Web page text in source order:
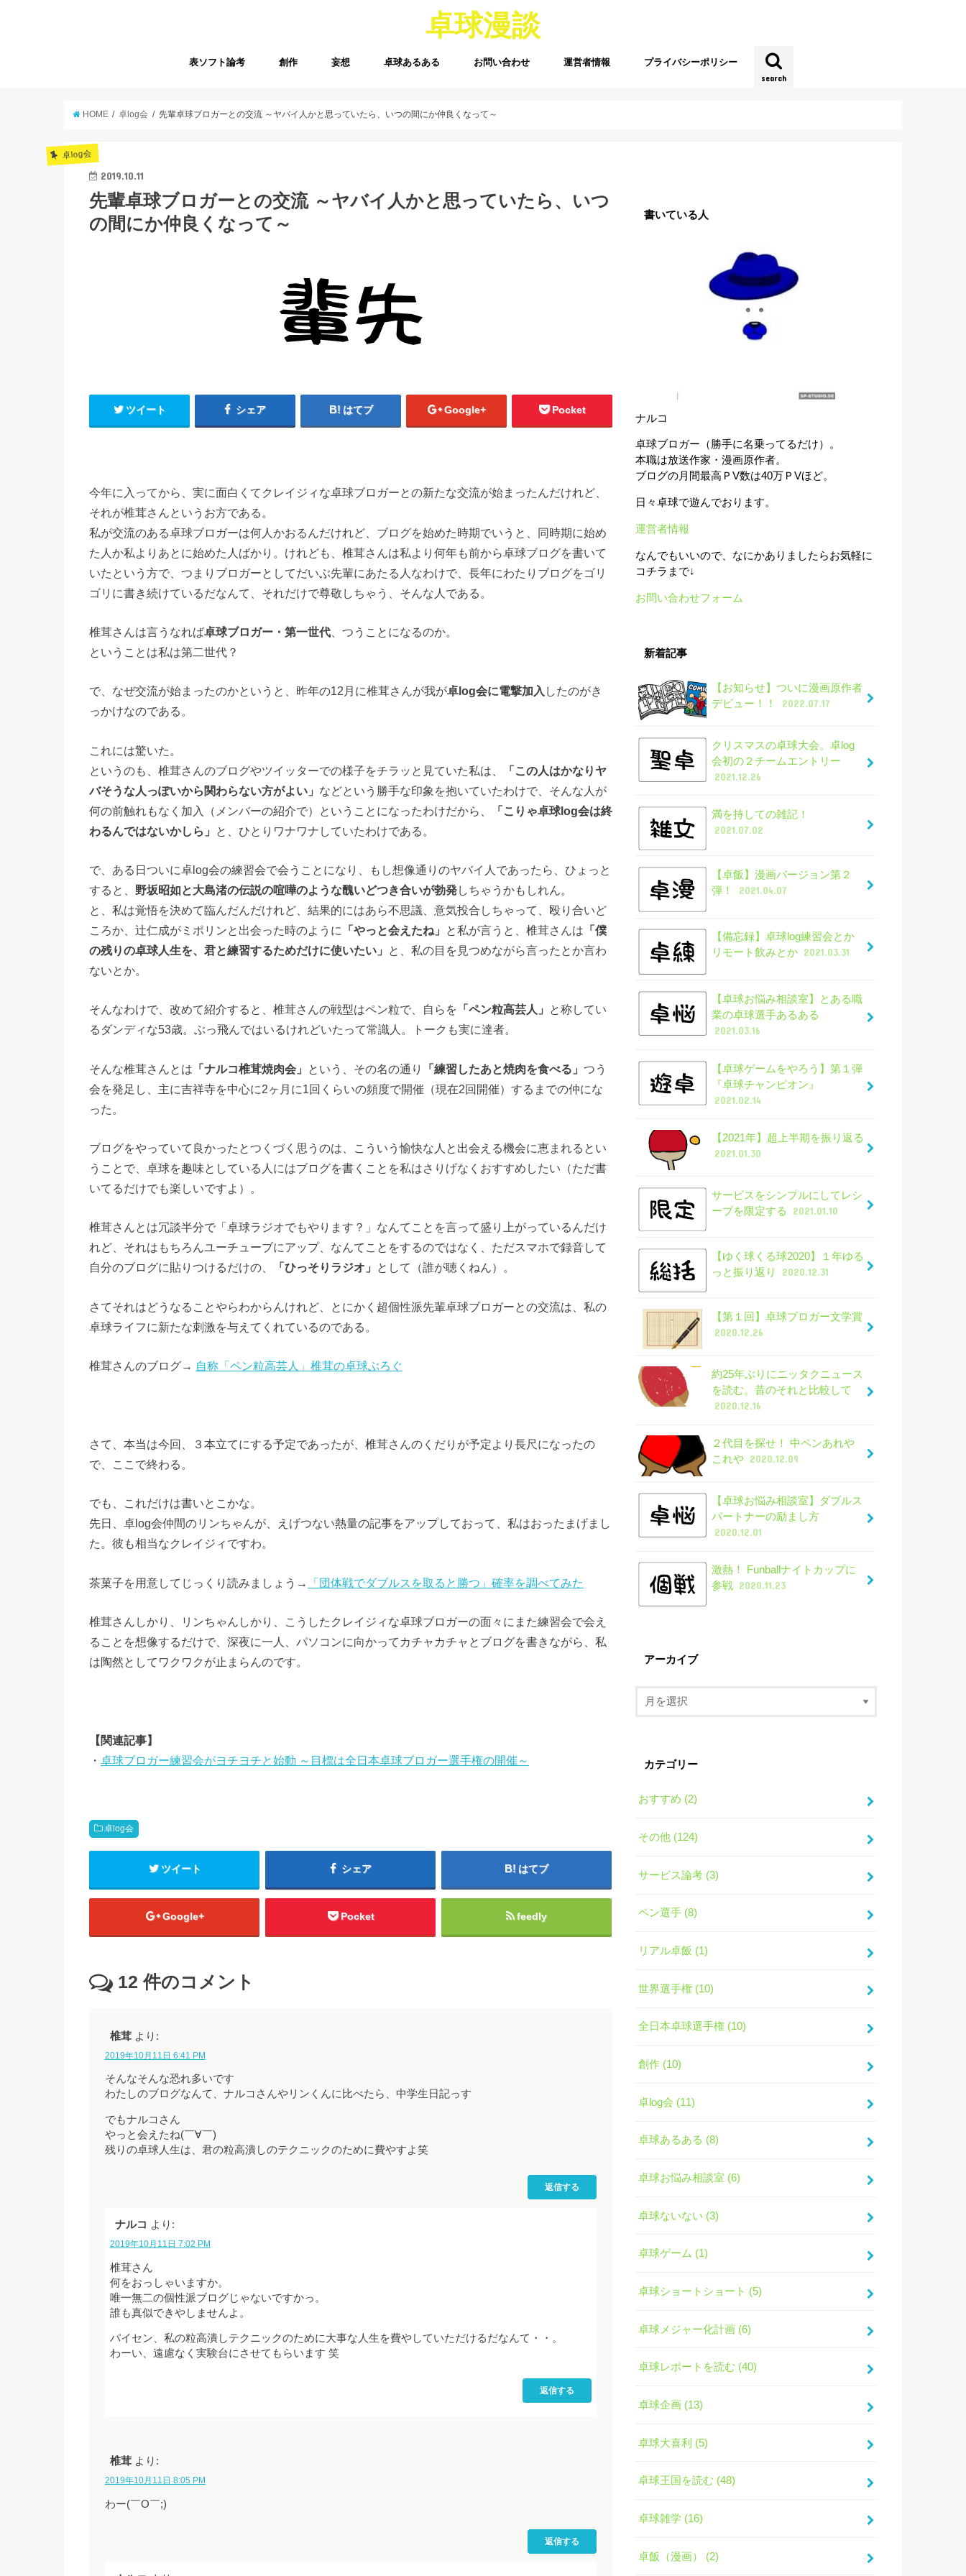
卓球漫談
search
表ソフト論考 創作 妄想 卓球あるある お問い合わせ 運営者情報 プライバシーポリシー
HOME 卓log会 先輩卓球ブロガーとの交流 ～ヤバイ人かと思っていたら、いつの間にか仲良くなって～
卓log会
2019.10.11
先輩卓球ブロガーとの交流 ～ヤバイ人かと思っていたら、いつ
の間にか仲良くなって～
ツイート シェア はてブ Google+ Pocket
今年に入ってから、実に面白くてクレイジィな卓球ブロガーとの新たな交流が始まったんだけれど、
それが椎茸さんというお方である。
私が交流のある卓球ブロガーは何人かおるんだけれど、ブログを始めた時期でいうと、同時期に始め
た人か私よりあとに始めた人ばかり。けれども、椎茸さんは私より何年も前から卓球ブログを書いて
いたという方で、つまりブロガーとしてだいぶ先輩にあたる人なわけで、長年にわたりブログをゴリ
ゴリに書き続けているだなんて、それだけで尊敬しちゃう、そんな人である。
椎茸さんは言うなれば卓球ブロガー・第一世代 、つうことになるのか。
ということは私は第二世代？
で、なぜ交流が始まったのかというと、昨年の12月に椎茸さんが我が卓log会に電撃加入 したのがき
っかけなのである。
これには驚いた。
というのも、椎茸さんのブログやツイッターでの様子をチラッと見ていた私は、
「この人はかなりヤ
バそうな人っぽいから関わらない方がよい」 などという勝手な印象を抱いていたわけで、そんな人が
何の前触れもなく加入（メンバーの紹介で）ということになったわけだから、
「こりゃ卓球log会は終
わるんではないかしら」
と、ひとりワナワナしていたわけである。
で、ある日ついに卓log会の練習会で会うことになり、もし想像通りのヤバイ人であったら、ひょっと
すると、 野坂昭如と大島渚の伝説の喧嘩のような醜いどつき合いが勃発しちゃうかもしれん。
と、私は覚悟を決めて臨んだんだけれど、結果的にはあら不思議、意気投合しちゃって、殴り合いど
ころか、辻仁成がミポリンと出会った時のように
「やっと会えたね」 と私が言うと、椎茸さんは 「僕
の残りの卓球人生を、君と練習するためだけに使いたい」
と、私の目を見つめながら言ったとか言わ
ないとか。
そんなわけで、改めて紹介すると、椎茸さんの戦型はペン粒で、自らを 「ペン粒高芸人」
と称してい
るダンディな53歳。ぶっ飛んではいるけれどいたって常識人。トークも実に達者。
そんな椎茸さんとは 「ナルコ椎茸焼肉会」 という、その名の通り 「練習したあと焼肉を食べる」 つう
会を発足し、主に吉祥寺を中心に2ヶ月に1回くらいの頻度で開催（現在2回開催）するまでの仲にな
った。
ブログをやっていて良かったとつくづく思うのは、こういう愉快な人と出会える機会に恵まれるとい
うことで、卓球を趣味としている人にはブログを書くことを私はさりげなくおすすめしたい（ただ書
いてるだけでも楽しいですよ）。
椎茸さんとは冗談半分で「卓球ラジオでもやります？」なんてことを言って盛り上がっているんだけ
れど、それはもちろんユーチューブにアップ、なんてことをするのではなく、ただスマホで録音して
自分のブログに貼りつけるだけの、
「ひっそりラジオ」 として（誰が聴くねん）。
さてそれはどうなることやらわからんけれど、とにかく超個性派先輩卓球ブロガーとの交流は、私の
卓球ライフに新たな刺激を与えてくれているのである。
椎茸さんのブログ→ 自称「ペン粒高芸人」椎茸の卓球ぶろぐ
さて、本当は今回、３本立てにする予定であったが、椎茸さんのくだりが予定より長尺になったの
で、ここで終わる。
でも、これだけは書いとこかな。
先日、卓log会仲間のリンちゃんが、えげつない熱量の記事をアップしておって、私はおったまげまし
た。彼も相当なクレイジィですわ。
茶菓子を用意してじっくり読みましょう→ 「団体戦でダブルスを取ると勝つ」確率を調べてみた
椎茸さんしかり、リンちゃんしかり、こうしたクレイジィな卓球ブロガーの面々にまた練習会で会え
ることを想像するだけで、深夜に一人、パソコンに向かってカチャカチャとブログを書きながら、私
は陶然としてワクワクが止まらんのです。
【関連記事】
・ 卓球ブロガー練習会がヨチヨチと始動 ～目標は全日本卓球ブロガー選手権の開催～
卓log会
ツイート シェア はてブ
Google+ Pocket feedly
12 件のコメント
椎茸 より:
2019年10月11日 6:41 PM
そんなそんな恐れ多いです
わたしのブログなんて、ナルコさんやリンくんに比べたら、中学生日記っす
でもナルコさん
やっと会えたね(￣∀￣)
残りの卓球人生は、君の粒高潰しのテクニックのために費やすよ笑
返信する
ナルコ より:
2019年10月11日 7:02 PM
椎茸さん
何をおっしゃいますか。
唯一無二の個性派ブログじゃないですかっ。
誰も真似できやしませんよ。
パイセン、私の粒高潰しテクニックのために大事な人生を費やしていただけるだなんて・・。
わーい、遠慮なく実験台にさせてもらいます 笑
返信する
椎茸 より:
2019年10月11日 8:05 PM
わー(￣O￣;)
返信する
書いている人
ナルコ
卓球ブロガー（勝手に名乗ってるだけ）。
本職は放送作家・漫画原作者。
ブログの月間最高ＰV数は40万ＰVほど。
日々卓球で遊んでおります。
運営者情報
なんでもいいので、なにかありましたらお気軽に
コチラまで↓
お問い合わせフォーム
新着記事
【お知らせ】ついに漫画原作者
デビュー！！
2022.07.17
クリスマスの卓球大会。卓log
会初の２チームエントリー
2021.12.26
満を持しての雑記！
2021.07.02
【卓飯】漫画バージョン第２
弾！
2021.04.07
【備忘録】卓球log練習会とか
リモート飲みとか 2021.03.31
【卓球お悩み相談室】とある職
業の卓球選手あるある
2021.03.16
【卓球ゲームをやろう】第１弾
『卓球チャンピオン』
2021.02.14
【2021年】超上半期を振り返る
2021.01.30
サービスをシンプルにしてレシ
ーブを限定する
2021.01.10
【ゆく球くる球2020】１年ゆる
っと振り返り
2020.12.31
【第１回】卓球ブロガー文学賞
2020.12.26
約25年ぶりにニッタクニュース
を読む。昔のそれと比較して
2020.12.16
２代目を探せ！ 中ペンあれや
これや 2020.12.09
【卓球お悩み相談室】ダブルス
パートナーの励まし方
2020.12.01
激熱！ Funballナイトカップに
参戦 2020.11.23
アーカイブ
カテゴリー
おすすめ (2)
その他 (124)
サービス論考 (3)
ペン選手 (8)
リアル卓飯 (1)
世界選手権 (10)
全日本卓球選手権 (10)
創作 (10)
卓log会 (11)
卓球あるある (8)
卓球お悩み相談室 (6)
卓球ないない (3)
卓球ゲーム (1)
卓球ショートショート (5)
卓球メジャー化計画 (6)
卓球レポートを読む (40)
卓球企画 (13)
卓球大喜利 (5)
卓球王国を読む (48)
卓球雑学 (16)
卓飯（漫画） (2)